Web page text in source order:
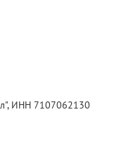
ИНН 7107062130